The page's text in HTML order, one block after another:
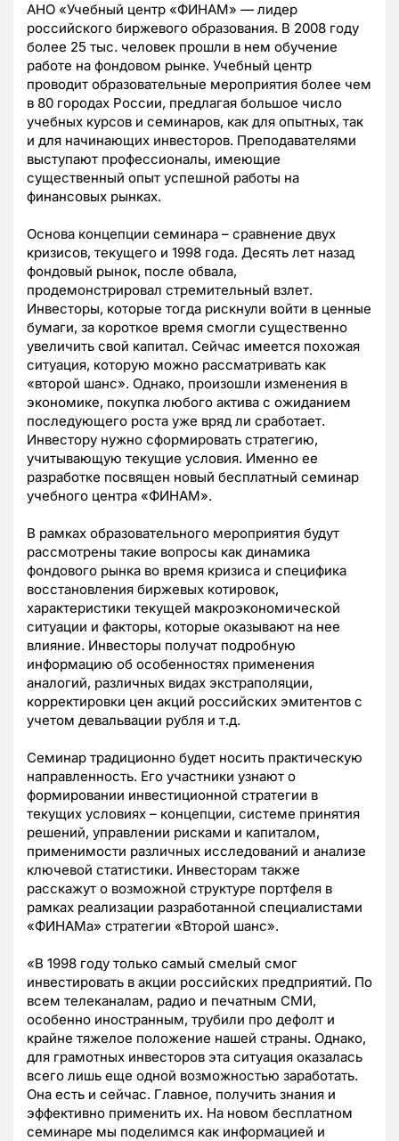
АНО «Учебный центр «ФИНАМ» — лидер
российского биржевого образования. В 2008 году
более 25 тыс. человек прошли в нем обучение
работе на фондовом рынке. Учебный центр
проводит образовательные мероприятия более чем
в 80 городах России, предлагая большое число
учебных курсов и семинаров, как для опытных, так
и для начинающих инвесторов. Преподавателями
выступают профессионалы, имеющие
существенный опыт успешной работы на
финансовых рынках.
Основа концепции семинара – сравнение двух
кризисов, текущего и 1998 года. Десять лет назад
фондовый рынок, после обвала,
продемонстрировал стремительный взлет.
Инвесторы, которые тогда рискнули войти в ценные
бумаги, за короткое время смогли существенно
увеличить свой капитал. Сейчас имеется похожая
ситуация, которую можно рассматривать как
«второй шанс». Однако, произошли изменения в
экономике, покупка любого актива с ожиданием
последующего роста уже вряд ли сработает.
Инвестору нужно сформировать стратегию,
учитывающую текущие условия. Именно ее
разработке посвящен новый бесплатный семинар
учебного центра «ФИНАМ».
В рамках образовательного мероприятия будут
рассмотрены такие вопросы как динамика
фондового рынка во время кризиса и специфика
восстановления биржевых котировок,
характеристики текущей макроэкономической
ситуации и факторы, которые оказывают на нее
влияние. Инвесторы получат подробную
информацию об особенностях применения
аналогий, различных видах экстраполяции,
корректировки цен акций российских эмитентов с
учетом девальвации рубля и т.д.
Семинар традиционно будет носить практическую
направленность. Его участники узнают о
формировании инвестиционной стратегии в
текущих условиях – концепции, системе принятия
решений, управлении рисками и капиталом,
применимости различных исследований и анализе
ключевой статистики. Инвесторам также
расскажут о возможной структуре портфеля в
рамках реализации разработанной специалистами
«ФИНАМа» стратегии «Второй шанс».
«В 1998 году только самый смелый смог
инвестировать в акции российских предприятий. По
всем телеканалам, радио и печатным СМИ,
особенно иностранным, трубили про дефолт и
крайне тяжелое положение нашей страны. Однако,
для грамотных инвесторов эта ситуация оказалась
всего лишь еще одной возможностью заработать.
Она есть и сейчас. Главное, получить знания и
эффективно применить их. На новом бесплатном
семинаре мы поделимся как информацией и